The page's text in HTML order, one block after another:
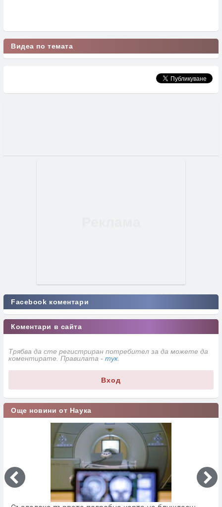
Видеа по темата
Facebook коментари
Коментари в сайта
Трябва да сте регистриран потребител за да можете да
коментирате. Правилата - тук
Вход
Още новини от Наука